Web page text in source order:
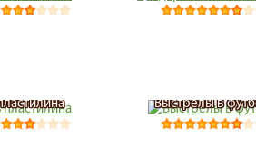
Выстрелы в